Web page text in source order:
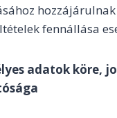
fennállása
adatok köre,